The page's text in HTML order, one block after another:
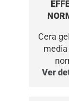
Cera
Ver